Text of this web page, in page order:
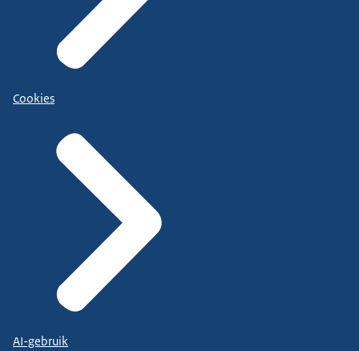
Cookies
AI-gebruik